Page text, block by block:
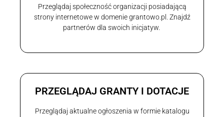
Przeglądaj społeczność organizacji posiadającą
strony internetowe w domenie grantowo.pl. Znajdź
partnerów dla swoich inicjatyw.
PRZEGLĄDAJ GRANTY I DOTACJE
Przeglądaj aktualne ogłoszenia w formie katalogu